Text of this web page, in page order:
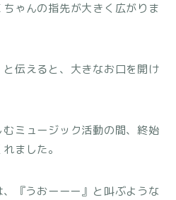
ゃんの指先が大きく広がりま
と伝えると、大きなお口を開け
ミュージック活動の間、終始
ました。
、『うおーーー』と叫ぶような